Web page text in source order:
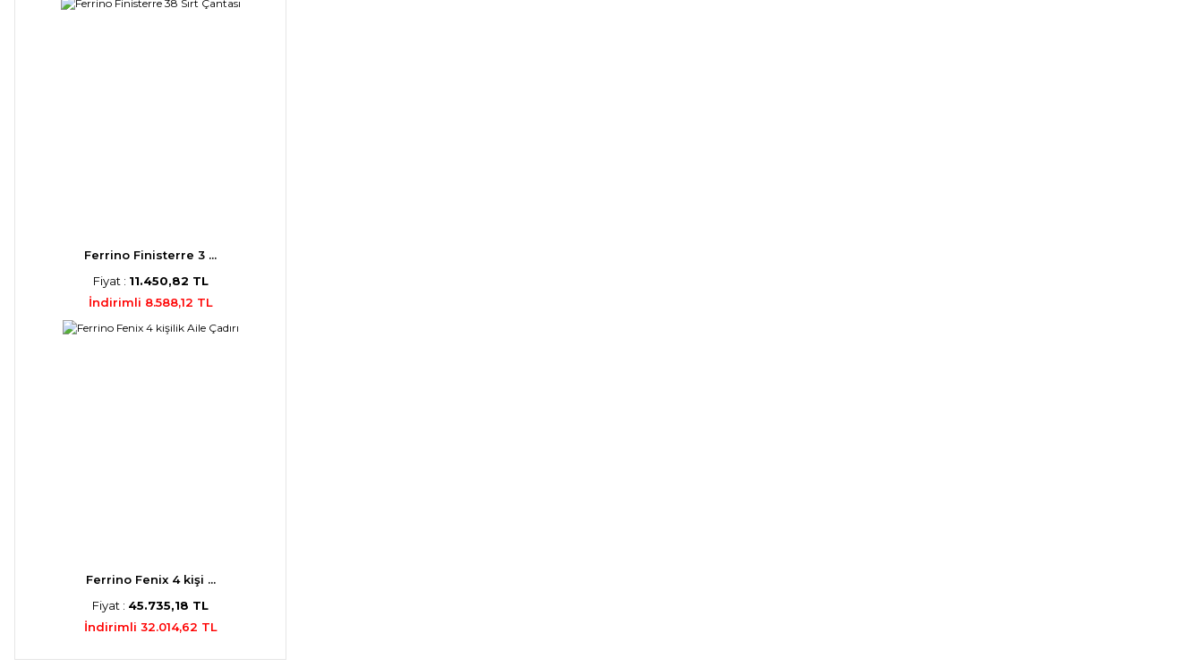
Ferrino Finisterre 3 ...
Fiyat : 11.450,82 TL
İndirimli 8.588,12 TL
Ferrino Fenix 4 kişi ...
Fiyat : 45.735,18 TL
İndirimli 32.014,62 TL